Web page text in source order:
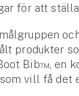
för att
produkter
Bib™, en
vill få det